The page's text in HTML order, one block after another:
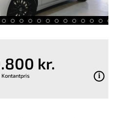
kr.
Kontantpris